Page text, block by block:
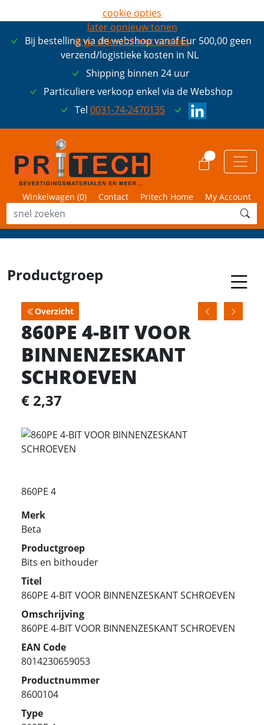
Bij bestelling via de webshop vanaf Eur 500,00 geen
verzend/logistieke kosten in NL
Shipping binnen 24 uur
Particuliere verkoop enkel via de Webshop
Tel 0031-74-2470135
Winkelwagen (0) Contact Pritech Home My Account
Productgroep
Overzicht
860PE 4-BIT VOOR
BINNENZESKANT
SCHROEVEN
€ 2,37
860PE 4
Merk
Beta
Productgroep
Bits en bithouder
Titel
860PE 4-BIT VOOR BINNENZESKANT SCHROEVEN
Omschrijving
860PE 4-BIT VOOR BINNENZESKANT SCHROEVEN
EAN Code
8014230659053
Productnummer
8600104
Type
cookie opties
later opnieuw tonen
ik ga akkoord met cookies